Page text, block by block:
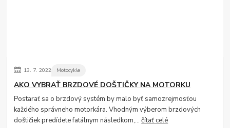
13. 7. 2022 Motocykle
AKO VYBRAŤ BRZDOVÉ DOŠTIČKY NA MOTORKU
Postarať sa o brzdový systém by malo byť samozrejmosťou
každého správneho motorkára. Vhodným výberom brzdových
doštičiek predídete fatálnym následkom,...čítať celé